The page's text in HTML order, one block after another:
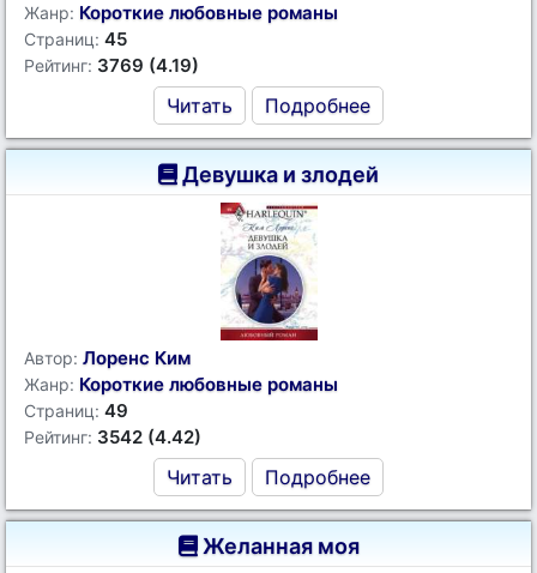
Жанр: Короткие любовные романы
Страниц: 45
Рейтинг: 3769 (4.19)
Читать Подробнее
Девушка и злодей
Автор: Лоренс Ким
Жанр: Короткие любовные романы
Страниц: 49
Рейтинг: 3542 (4.42)
Читать Подробнее
Желанная моя